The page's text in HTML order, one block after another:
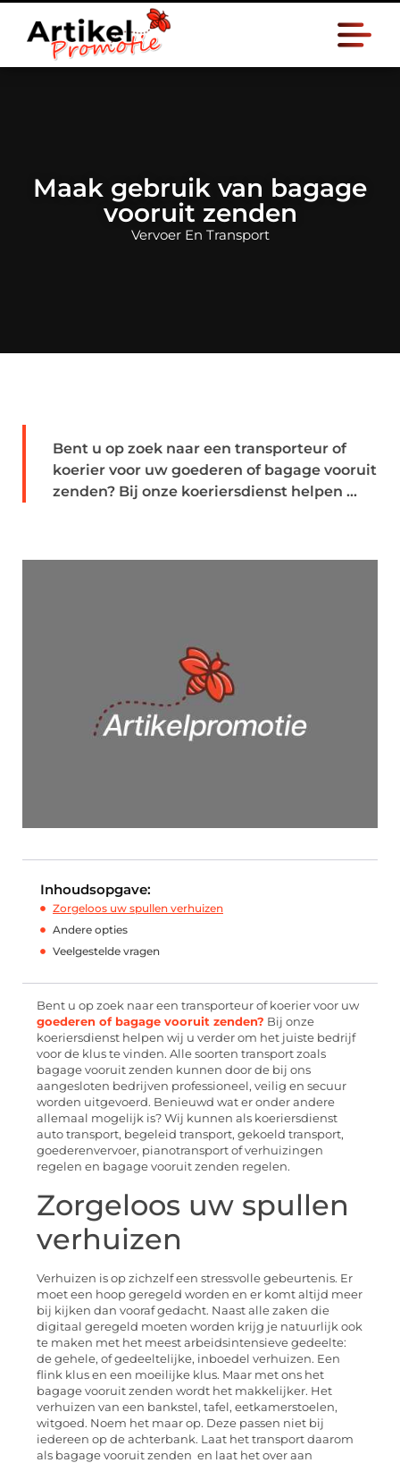
Maak gebruik van bagage
vooruit zenden
Vervoer En Transport
Bent u op zoek naar een transporteur of
koerier voor uw goederen of bagage vooruit
zenden? Bij onze koeriersdienst helpen ...
Inhoudsopgave:
Zorgeloos uw spullen verhuizen
Andere opties
Veelgestelde vragen
Bent u op zoek naar een transporteur of koerier voor uw
goederen of bagage vooruit zenden? Bij onze
koeriersdienst helpen wij u verder om het juiste bedrijf
voor de klus te vinden. Alle soorten transport zoals
bagage vooruit zenden kunnen door de bij ons
aangesloten bedrijven professioneel, veilig en secuur
worden uitgevoerd. Benieuwd wat er onder andere
allemaal mogelijk is? Wij kunnen als koeriersdienst
auto transport, begeleid transport, gekoeld transport,
goederenvervoer, pianotransport of verhuizingen
regelen en bagage vooruit zenden regelen.
Zorgeloos uw spullen
verhuizen
Verhuizen is op zichzelf een stressvolle gebeurtenis. Er
moet een hoop geregeld worden en er komt altijd meer
bij kijken dan vooraf gedacht. Naast alle zaken die
digitaal geregeld moeten worden krijg je natuurlijk ook
te maken met het meest arbeidsintensieve gedeelte:
de gehele, of gedeeltelijke, inboedel verhuizen. Een
flink klus en een moeilijke klus. Maar met ons het
bagage vooruit zenden wordt het makkelijker. Het
verhuizen van een bankstel, tafel, eetkamerstoelen,
witgoed. Noem het maar op. Deze passen niet bij
iedereen op de achterbank. Laat het transport daarom
als bagage vooruit zenden en laat het over aan